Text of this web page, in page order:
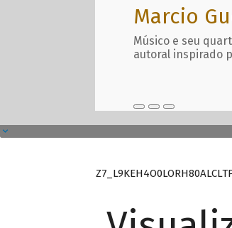
Marcio
Músico e seu
autoral inspirado